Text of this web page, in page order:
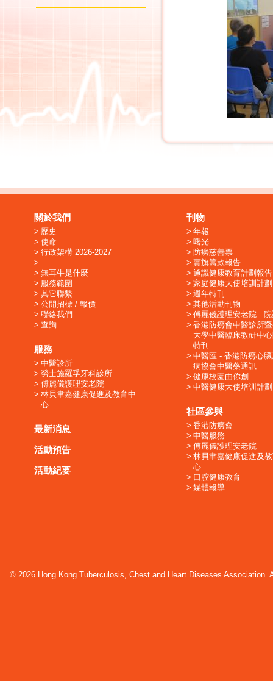
關於我們
歷史
使命
行政架構 2026-2027
無耳牛是什麼
服務範圍
其它聯繫
公開招標 / 報價
聯絡我們
查詢
服務
中醫診所
勞士施羅孚牙科診所
傅麗儀護理安老院
林貝聿嘉健康促進及教育中
心
最新消息
活動預告
活動紀要
刊物
年報
曙光
防癆慈善票
賣旗籌款報告
通識健康教育計劃報告
家庭健康大使培訓計劃
週年特刊
其他活動刊物
傅麗儀護理安老院 -
香港防癆會中醫診所
大學中醫臨床教研中
特刊
中醫匯 - 香港防癆心
病協會中醫藥通訊
健康校園由你創
中醫健康大使培训計劃
社區參與
香港防癆會
中醫服務
傅麗儀護理安老院
林貝聿嘉健康促進及
心
口腔健康教育
媒體報導
© 2026 Hong Kong Tuberculosis, Chest and Heart Diseases Association.